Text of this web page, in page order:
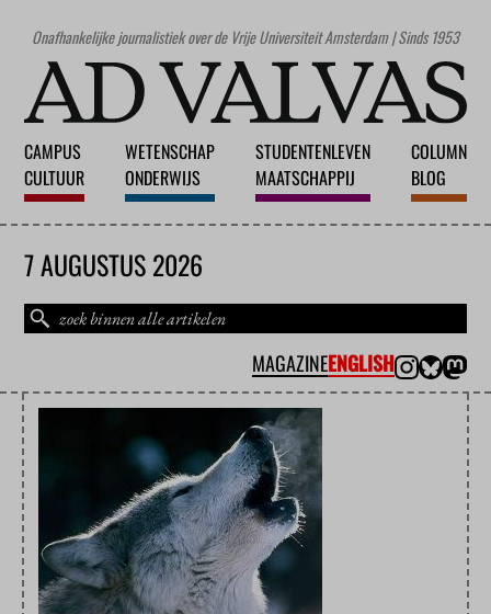
Onafhankelijke journalistiek over de Vrije Universiteit Amsterdam | Sinds 1953
CAMPUS
CULTUUR
WETENSCHAP
ONDERWIJS
STUDENTENLEVEN
MAATSCHAPPIJ
COLUMN
BLOG
7 AUGUSTUS 2026
MAGAZINEENGLISH